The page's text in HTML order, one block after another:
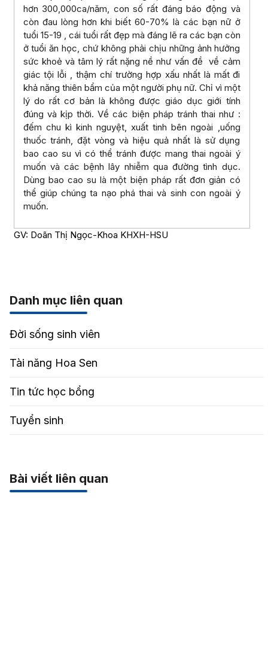
hơn 300,000ca/năm, con số rất đáng báo động và
còn đau lòng hơn khi biết 60-70% là các bạn nữ ở
tuổi 15-19 , cái tuổi rất đẹp mà đáng lẽ ra các bạn còn
ở tuổi ăn học, chứ không phải chịu những ảnh hưởng
sức khoẻ và tâm lý rất nặng nề như vấn đề về cảm
giác tội lỗi , thậm chí trường hợp xấu nhất là mất đi
khả năng thiên bẩm của một người phụ nữ. Chỉ vì một
lý do rất cơ bản là không được giáo dục giới tính
đúng và kịp thời. Về các biện pháp tránh thai như :
đếm chu kì kinh nguyệt, xuất tinh bên ngoài ,uống
thuốc tránh, đặt vòng và hiệu quả nhất là sử dụng
bao cao su vì có thể tránh được mang thai ngoài ý
muốn và các bệnh lây nhiễm qua đường tình dục.
Dùng bao cao su là một biện pháp rất đơn giản có
thể giúp chúng ta nạo phá thai và sinh con ngoài ý
muốn.
GV: Doãn Thị Ngọc-Khoa KHXH-HSU
Danh mục liên quan
Đời sống sinh viên
Tài năng Hoa Sen
Tin tức học bổng
Tuyển sinh
Bài viết liên quan